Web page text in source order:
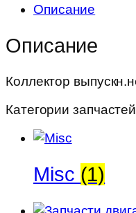
разборн.
Описание
Описание
Коллектор
Категории запчастей
Misc (1)